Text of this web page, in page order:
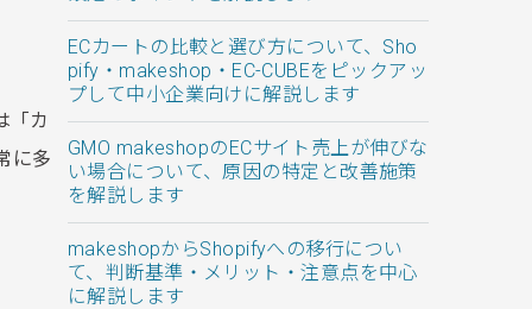
「カ
に多
ECカートの比較と選び方について、Sho
pify・makeshop・EC-CUBEをピックアッ
プして中小企業向けに解説します
GMO makeshopのECサイト売上が伸びな
い場合について、原因の特定と改善施策
を解説します
makeshopからShopifyへの移行につい
て、判断基準・メリット・注意点を中心
に解説します